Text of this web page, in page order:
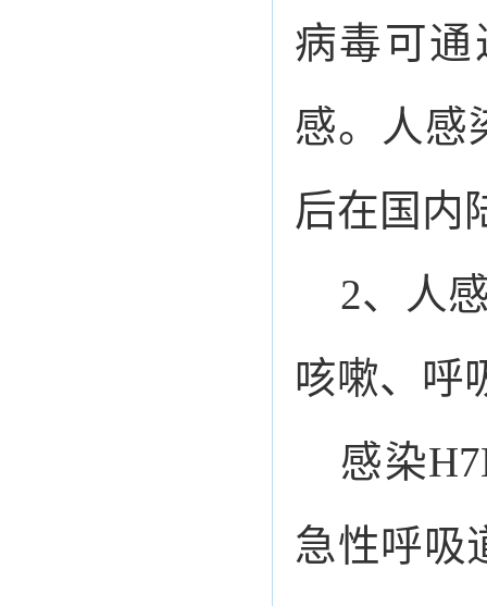
病毒可
感。人感
后在国内
2、人
咳嗽、呼
感染
急性呼吸